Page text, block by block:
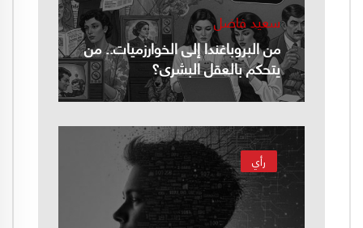
سعيد فاضل
من البروباغندا إلى الخوارزميات.. من
يتحكم بالعقل البشري؟
رأي